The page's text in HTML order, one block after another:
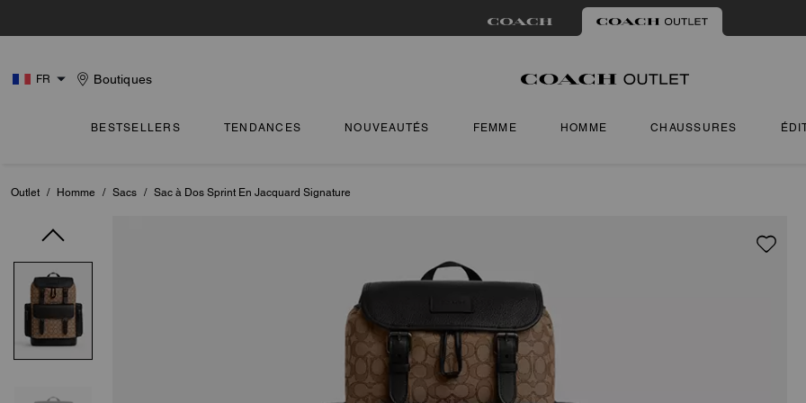
FR Boutiques
BESTSELLERS TENDANCES NOUVEAUTÉS FEMME HOMME CHAUSSURES
Outlet / Homme / Sacs / Sac à Dos Sprint En Jacquard Signature